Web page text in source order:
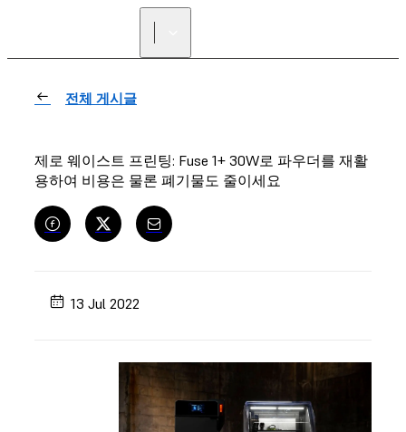
전체 게시글
제로 웨이스트 프린팅: Fuse 1+ 30W로 파우더를 재활
용하여 비용은 물론 폐기물도 줄이세요
13 Jul 2022